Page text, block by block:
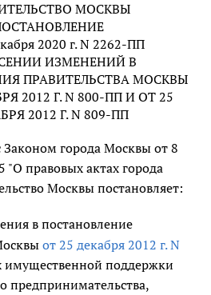
МОСКВЫ
2020 г. N 2262-ПП
ИЗМЕНЕНИЙ В
ПРАВИТЕЛЬСТВА МОСКВЫ
2012 Г. N 800-ПП И ОТ 25
2012 Г. N 809-ПП
Законом города Москвы от 8
"О правовых актах города
Москвы постановляет:
в постановление
от 25 декабря 2012 г. N
имущественной поддержки
предпринимательства,